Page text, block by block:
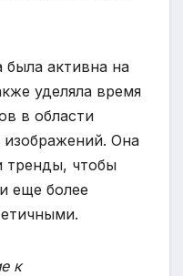
активна на
уделяла время
в области
изображений. Она
тренды, чтобы
еще более
к